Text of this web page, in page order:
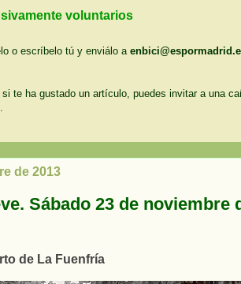
voluntarios
o escríbelo tú y enviálo a
te ha gustado un artículo, puedes invitar a una
de 2013
Sábado 23 de noviembre
de La Fuenfría